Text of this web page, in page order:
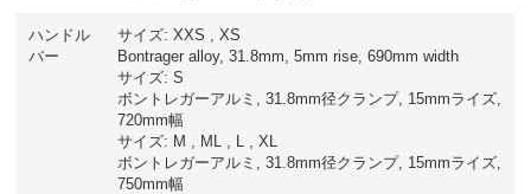
ハンドル
バー
サイズ: XXS , XS
Bontrager alloy, 31.8mm, 5mm rise, 690mm width
サイズ: S
ボントレガーアルミ, 31.8mm径クランプ, 15mmライズ,
720mm幅
サイズ: M , ML , L , XL
ボントレガーアルミ, 31.8mm径クランプ, 15mmライズ,
750mm幅